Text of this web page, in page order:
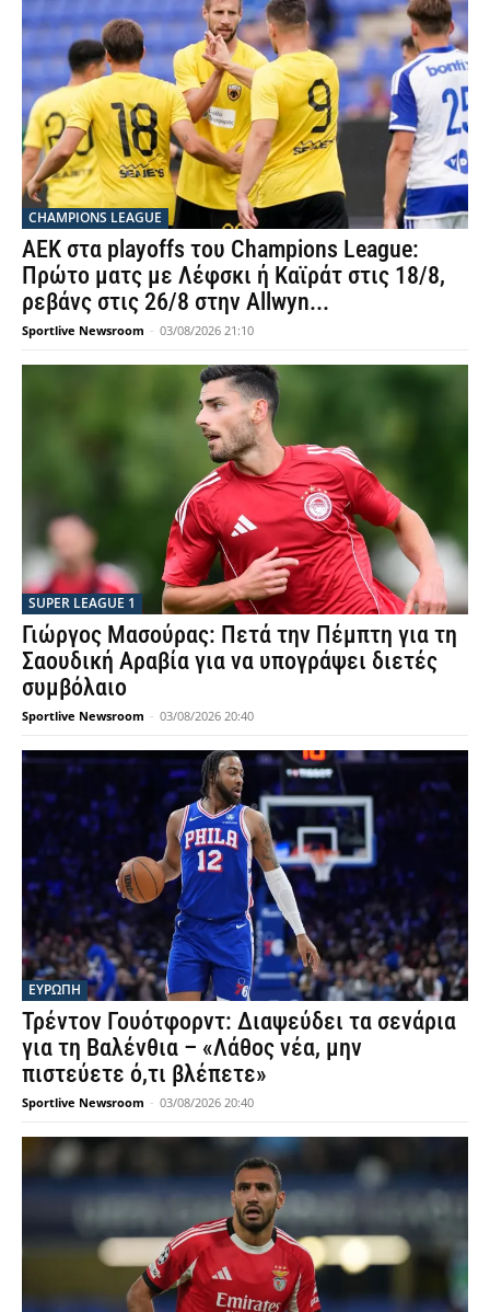
CHAMPIONS LEAGUE
ΑΕΚ στα playoffs του Champions League:
Πρώτο ματς με Λέφσκι ή Καϊράτ στις 18/8,
ρεβάνς στις 26/8 στην Allwyn...
Sportlive Newsroom - 03/08/2026 21:10
SUPER LEAGUE 1
Γιώργος Μασούρας: Πετά την Πέμπτη για τη
Σαουδική Αραβία για να υπογράψει διετές
συμβόλαιο
Sportlive Newsroom - 03/08/2026 20:40
ΕΥΡΩΠΗ
Τρέντον Γουότφορντ: Διαψεύδει τα σενάρια
για τη Βαλένθια – «Λάθος νέα, μην
πιστεύετε ό,τι βλέπετε»
Sportlive Newsroom - 03/08/2026 20:40